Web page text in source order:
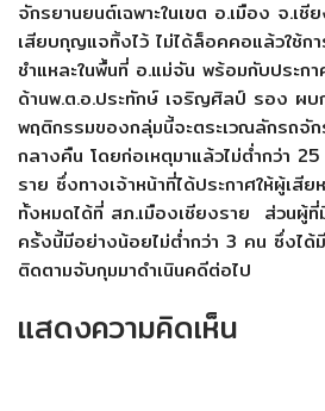
จักรยานยนต์เฉพาะในเขต อ.เมือง จ.เชี
เสียบกุญแจทิ้งไว้ ไม่ได้ล็อคคอแล้วใช้ก
ชำแหละในพื้นที่ อ.แม่จัน พร้อมกับประก
ด้านพ.ต.อ.ประทักษ์ เจริญศิลป์ รอง ผบ
พฤติกรรมของกลุ่มนี้จะตระเวณลักรถจัก
กลางคืน โดยก่อเหตุมาแล้วไม่ต่ำกว่า
ราย ซึ่งทางเจ้าหน้าที่ได้ประกาศให้ผู้เสี
ทั้งหมดได้ที่ สภ.เมืองเชียงราย ส่วนผู้ที่
ครั้งนี้มีอย่างน้อยไม่ต่ำกว่า 3 คน ซึ่งได้
ติดตามจับกุมมาดำเนินคดีต่อไป
แสดงความคิดเห็น